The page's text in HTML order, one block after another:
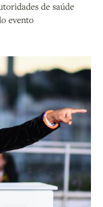
de saúde
evento